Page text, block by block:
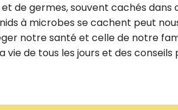
de germes, souvent cachés dans
à microbes se cachent peut
notre santé et celle de notre
vie de tous les jours et des conseils